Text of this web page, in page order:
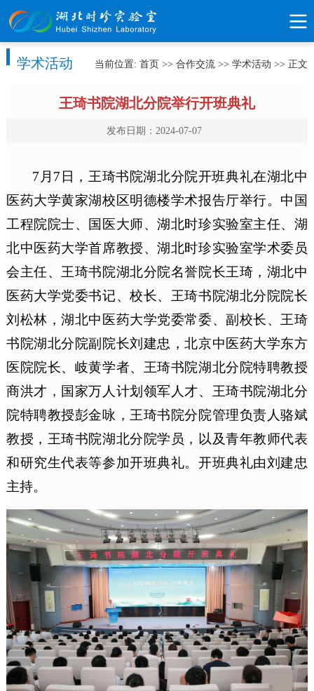
学术活动 当前位置:首页 >>合作交流 >>学术活动 >> 正文
王琦书院湖北分院举行开班典礼
发布日期：2024-07-07
7月7日，王琦书院湖北分院开班典礼在湖北中
医药大学黄家湖校区明德楼学术报告厅举行。中国
工程院院士、国医大师、湖北时珍实验室主任、湖
北中医药大学首席教授、湖北时珍实验室学术委员
会主任、王琦书院湖北分院名誉院长王琦，湖北中
医药大学党委书记、校长、王琦书院湖北分院院长
刘松林，湖北中医药大学党委常委、副校长、王琦
书院湖北分院副院长刘建忠，北京中医药大学东方
医院院长、岐黄学者、王琦书院湖北分院特聘教授
商洪才，国家万人计划领军人才、王琦书院湖北分
院特聘教授彭金咏，王琦书院分院管理负责人骆斌
教授，王琦书院湖北分院学员，以及青年教师代表
和研究生代表等参加开班典礼。开班典礼由刘建忠
主持。